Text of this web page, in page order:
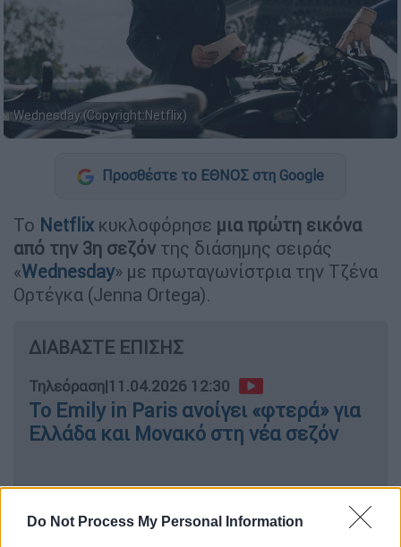
Do Not Process My Personal Information
Wednesday (Copyright:Netflix)
Προσθέστε το ΕΘΝΟΣ στη Google
Το Netflix κυκλοφόρησε μια πρώτη εικόνα
από την 3η σεζόν της διάσημης σειράς
«Wednesday» με πρωταγωνίστρια την Τζένα
Ορτέγκα (Jenna Ortega).
ΔΙΑΒΑΣΤΕ ΕΠΙΣΗΣ
Τηλεόραση|11.04.2026 12:30
Το Emily in Paris ανοίγει «φτερά» για
Ελλάδα και Μονακό στη νέα σεζόν
Το νέο κεφάλαιο